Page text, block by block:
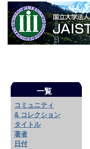
一覧
コミュニティ
& コレクション
タイトル
著者
日付